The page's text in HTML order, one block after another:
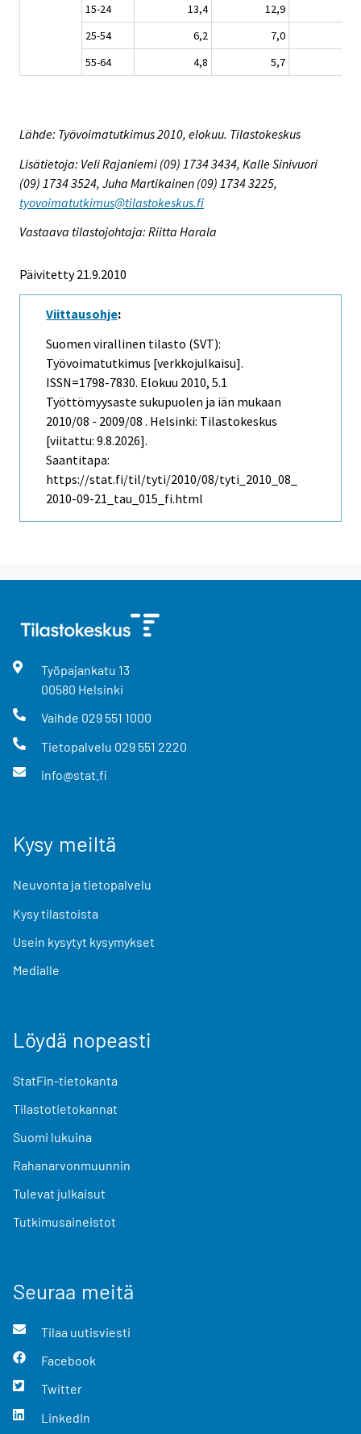
15-24
13,4 12,9
25-54
6,2 7,0
55-64
4,8 5,7
Lähde: Työvoimatutkimus 2010, elokuu. Tilastokeskus
Lisätietoja: Veli Rajaniemi (09) 1734 3434, Kalle Sinivuori
(09) 1734 3524, Juha Martikainen (09) 1734 3225,
tyovoimatutkimus@tilastokeskus.fi
Vastaava tilastojohtaja: Riitta Harala
Päivitetty 21.9.2010
Viittausohje:
Suomen virallinen tilasto (SVT):
Työvoimatutkimus [verkkojulkaisu].
ISSN=1798-7830. Elokuu 2010, 5.1
Työttömyysaste sukupuolen ja iän mukaan
2010/08 - 2009/08 . Helsinki: Tilastokeskus
[viitattu: 9.8.2026].
Saantitapa:
https://stat.fi/til/tyti/2010/08/tyti_2010_08_
2010-09-21_tau_015_fi.html
Työpajankatu 13
00580 Helsinki
Vaihde 029 551 1000
Tietopalvelu 029 551 2220
info@stat.fi
Kysy meiltä
Neuvonta ja tietopalvelu
Kysy tilastoista
Usein kysytyt kysymykset
Medialle
Löydä nopeasti
StatFin-tietokanta
Tilastotietokannat
Suomi lukuina
Rahanarvonmuunnin
Tulevat julkaisut
Tutkimusaineistot
Seuraa meitä
Tilaa uutisviesti
Facebook
Twitter
LinkedIn